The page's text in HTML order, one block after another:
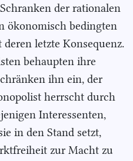
der rationalen
ökonomisch bedingten
letzte Konsequenz.
behaupten ihre
ihn ein, der
herrscht durch
Interessenten,
in den Stand setzt,
zur Macht zu